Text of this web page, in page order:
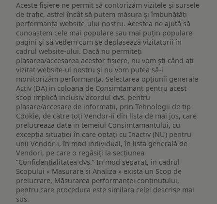
Aceste fișiere ne permit să contorizăm vizitele și sursele
de trafic, astfel încât să putem măsura și îmbunătăți
performanța website-ului nostru. Acestea ne ajută să
cunoaștem cele mai populare sau mai puțin populare
pagini și să vedem cum se deplasează vizitatorii în
cadrul website-ului. Dacă nu permiteți
plasarea/accesarea acestor fișiere, nu vom ști când ați
vizitat website-ul nostru și nu vom putea să-i
monitorizăm performanța. Selectarea opțiunii generale
Activ (DA) in coloana de Consimtamant pentru acest
scop implică inclusiv acordul dvs. pentru
plasare/accesare de informații, prin Tehnologii de tip
Cookie, de către toți Vendor-ii din lista de mai jos, care
prelucreaza date in temeiul Consimtamantului, cu
excepția situației în care optați cu Inactiv (NU) pentru
unii Vendor-i, în mod individual, în lista generală de
Vendori, pe care o regăsiți la secțiunea
“Confidențialitatea dvs.” In mod separat, in cadrul
Scopului « Masurare si Analiza » exista un Scop de
prelucrare, Măsurarea performanței conținutului,
pentru care procedura este similara celei descrise mai
sus.